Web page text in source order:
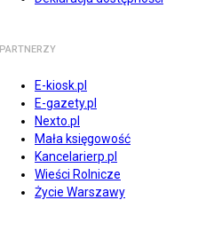
PARTNERZY
E-kiosk.pl
E-gazety.pl
Nexto.pl
Mała księgowość
Kancelarierp.pl
Wieści Rolnicze
Życie Warszawy